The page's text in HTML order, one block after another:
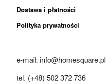
Dostawa i płatności
Polityka prywatności
e-mail: info@homesquare.pl
tel. (+48) 502 372 736